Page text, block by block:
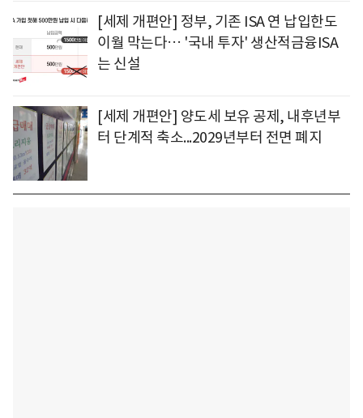
[세제 개편안] 정부, 기존 ISA 연 납입한도
이월 막는다… '국내 투자' 생산적금융ISA
는 신설
[세제 개편안] 양도세 보유 공제, 내후년부
터 단계적 축소...2029년부터 전면 폐지